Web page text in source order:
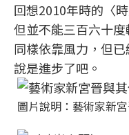
回想2010年時的〈
但並不能三百六十
同樣依靠風力，但
說是進步了吧。
圖片說明：藝術家新